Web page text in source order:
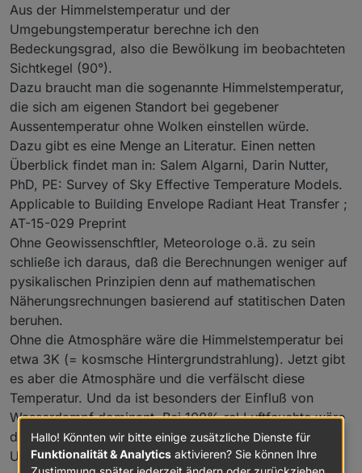
Aus der Himmelstemperatur und der
Umgebungstemperatur berechne ich den
Bedeckungsgrad, also die Bewölkung im beobachteten
Sichtkegel (90°).
Dazu braucht man die sogenannte Himmelstemperatur,
die sich am eigenen Standort bei gegebener
Aussentemperatur ohne Wolken einstellen würde.
Dazu gibt es eine Menge an Literatur. Einen netten
Überblick findet man in: Salem Algarni, Darin Nutter,
PhD, PE: Survey of Sky Effective Temperature Models.
Applicable to Building Envelope Radiant Heat Transfer ;
AT-15-029 Preprint
Ohne Geowissenschftler, Meteorologe o.ä. zu sein
schließe ich daraus, daß die Berechnungen weniger auf
pysikalischen Prinzipien denn auf mathematischen
Näherungsrechnungen basierend auf statitischen Daten
beruhen.
Ohne die Atmosphäre wäre die Himmelstemperatur bei
etwa 3K (= kosmsche Hintergrundstrahlung). Jetzt gibt
es aber die Atmosphäre und die verfälscht diese
Temperatur. Und da ist besonders der Einfluß von
Wasserdampf dominant. Bei 100% rel Luftfeuchte wäre
die Himmelstemperatur gleich der
Umgebungstemperatur. Damit haben wir schon mal
Hallo! Könnten wir bitte einige zusätzliche Dienste für
Funktionalität & Analytics aktivieren? Sie können Ihre